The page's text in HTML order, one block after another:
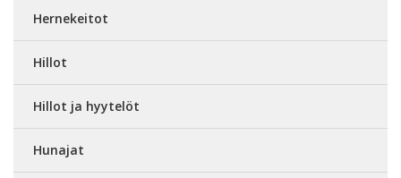
Hernekeitot
Hillot
Hillot ja hyytelöt
Hunajat